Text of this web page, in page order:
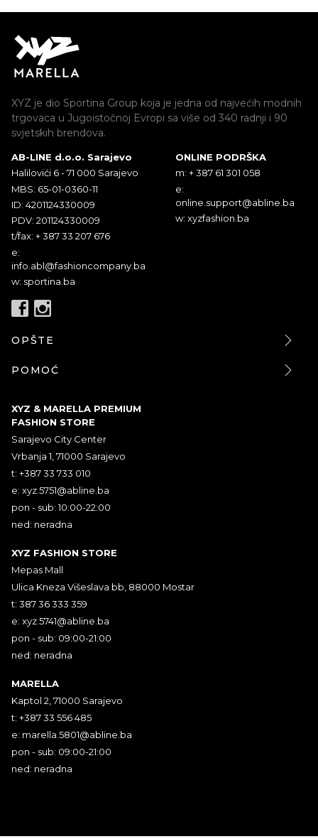
XYZ je dio Sportina Group koja je jedna od najvećih modnih
trgovaca u Jugoistočnoj Evropi sa više od 340 radnji i 90
svjetskih brendova.
AB-LINE d.o.o. Sarajevo
Halilovići 6 - 71 000 Sarajevo
MBS: 65-01-0360-11
ID: 4201124330009
PDV: 201124330009
t/fax: + 387 33 207 676
e:
info.abl@fashioncompany.ba
w: sportina.ba
ONLINE PODRŠKA
m: + 387 61 301 058
e:
online.support@abline.ba
w: xyzfashion.ba
OPŠTE
POMOĆ
XYZ & MARELLA PREMIUM
FASHION STORE
Sarajevo City Center
Vrbanja 1, 71000 Sarajevo
t: +387 33 733 010
e: xyz.5751@abline.ba
pon - sub: 10:00-22:00
ned: neradna
XYZ FASHION STORE
Mepas Mall
Ulica Kneza Višeslava bb, 88000 Mostar
t: 387 36 333 359
e: xyz.5741@abline.ba
pon - sub: 09:00-21:00
ned: neradna
MARELLA
Kaptol 2, 71000 Sarajevo
t: +387 33 556 485
e: marella.5801@abline.ba
pon - sub: 09:00-21:00
ned: neradna